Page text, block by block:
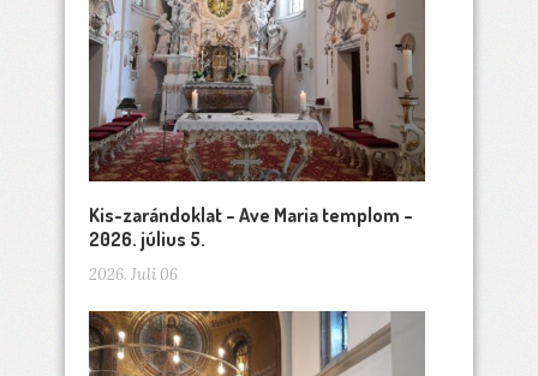
Kis-zarándoklat – Ave Maria templom –
2026. július 5.
2026. Juli 06